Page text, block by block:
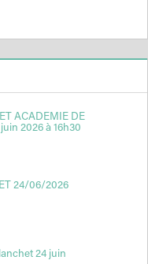
ACADEMIE DE
2026 à 16h30
24/06/2026
24 juin